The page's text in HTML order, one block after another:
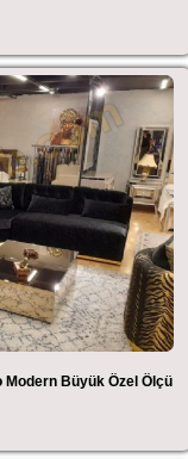
Modern Büyük Özel Ölçü